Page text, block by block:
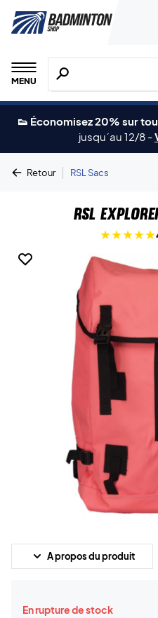
MENU
Recherche de
👟 Économisez 20% sur
jusqu´au 12/8 -
Retour | RSL Sacs
RSL
A propos du produit
En rupture de stock